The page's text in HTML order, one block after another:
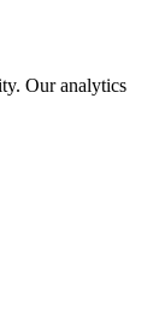
Our analytics